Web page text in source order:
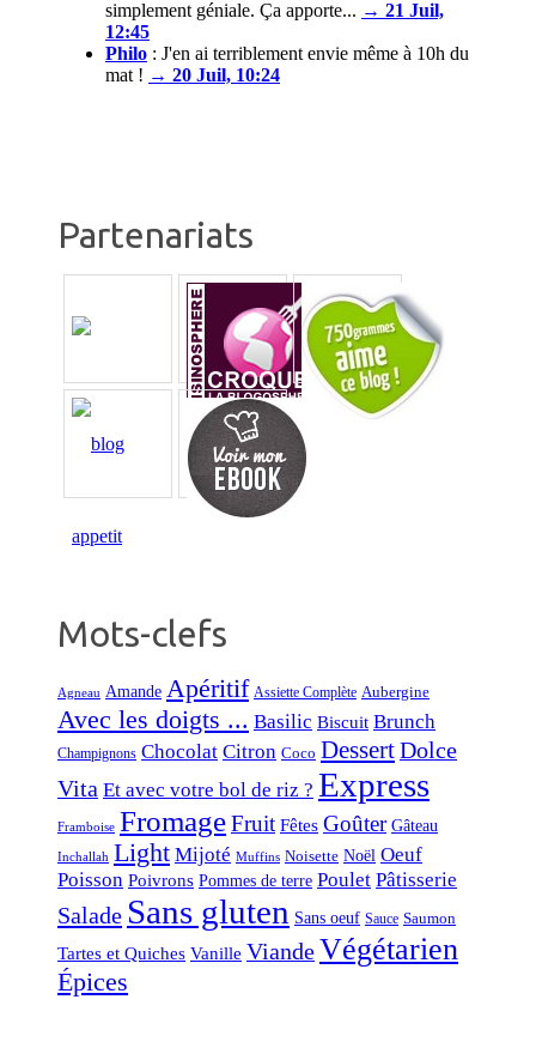
simplement géniale. Ça apporte... → 21 Juil,
12:45
Philo : J'en ai terriblement envie même à 10h du
mat ! → 20 Juil, 10:24
Partenariats
Mots-clefs
Agneau Amande Apéritif Assiette Complète Aubergine
Avec les doigts ... Basilic Biscuit Brunch
Champignons Chocolat Citron Coco DessertDolce
Vita Et avec votre bol de riz ? Express
Framboise FromageFruit Fêtes Goûter Gâteau
Inchallah Light Mijoté Muffins Noisette Noël Oeuf
Poisson Poivrons Pommes de terre Poulet Pâtisserie
Salade Sans gluten Sans oeuf Sauce Saumon
Tartes et Quiches Vanille ViandeVégétarien
Épices